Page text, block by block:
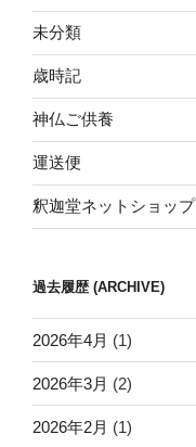
未分類
歳時記
神仏ご供養
運送便
釈迦堂ネットショップ
過去履歴 (ARCHIVE)
2026年4月 (1)
2026年3月 (2)
2026年2月 (1)